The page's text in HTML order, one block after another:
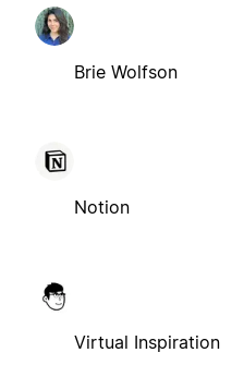
Brie Wolfson
Notion
Virtual Inspiration